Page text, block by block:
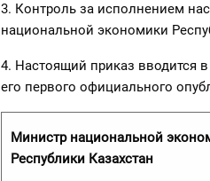
3. Контроль за исполнением
национальной экономики
4. Настоящий приказ вводится
его первого официального
Министр национальной
Республики Казахстан